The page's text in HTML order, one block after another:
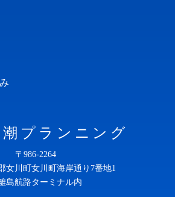
潮プランニング
〒986-2264
女川町女川町海岸通り7番地1
島航路ターミナル内